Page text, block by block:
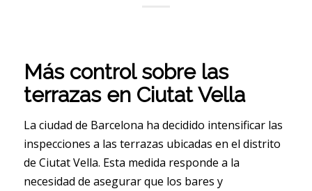
Más control sobre las
terrazas en Ciutat Vella
La ciudad de Barcelona ha decidido intensificar las
inspecciones a las terrazas ubicadas en el distrito
de Ciutat Vella. Esta medida responde a la
necesidad de asegurar que los bares y